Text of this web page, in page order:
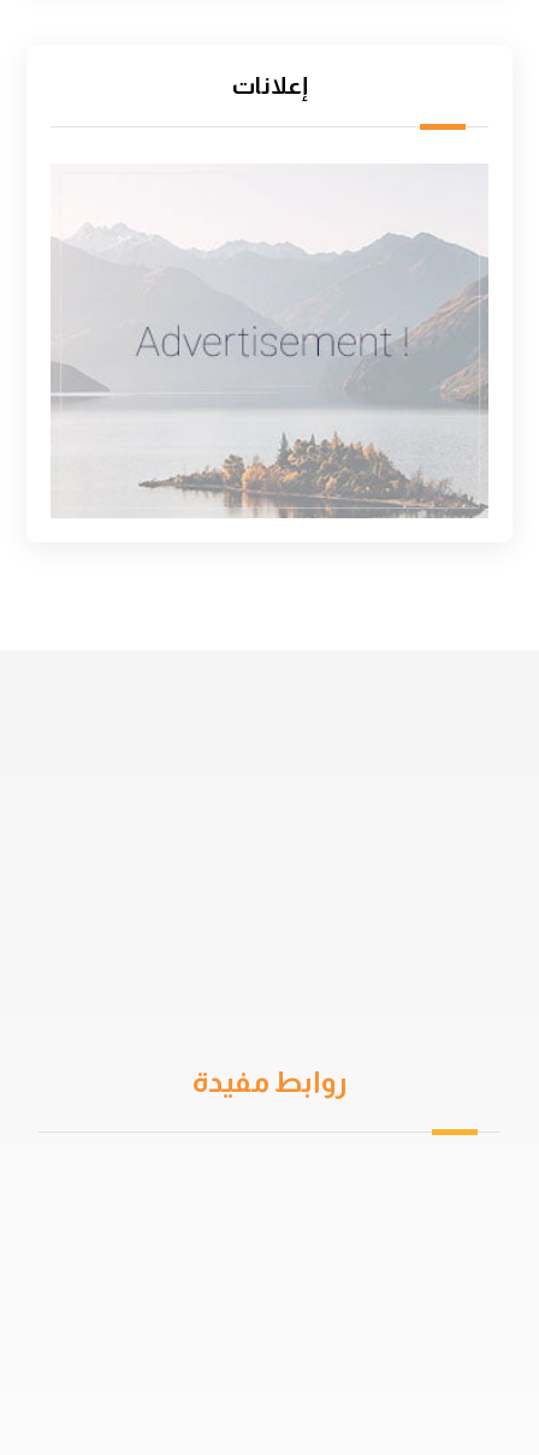
إعلانات
روابط مفيدة